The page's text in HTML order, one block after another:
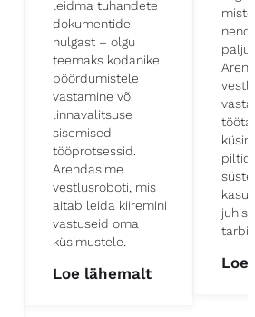
leidma tuhandete
dokumentide
hulgast – olgu
teemaks kodanike
pöördumistele
vastamine või
linnavalitsuse
sisemised
tööprotsessid.
Arendasime
vestlusroboti, mis
aitab leida kiiremini
vastuseid oma
küsimustele.
Loe lähemalt
palju
Loe